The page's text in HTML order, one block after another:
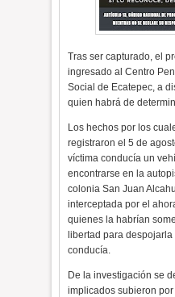
Tras ser capturado, el
ingresado al Centro
Social de Ecatepec, a
quien habrá de
Los hechos por los
registraron el 5 de
víctima conducía un
encontrarse en la
colonia San Juan
interceptada por el
quienes la habrían
libertad para
conducía.
De la investigación se
implicados subieron